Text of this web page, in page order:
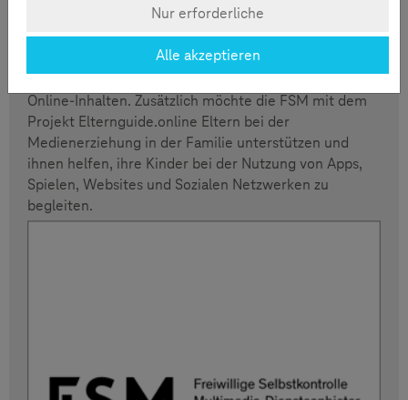
Die Stärkung und Förderung des
Jugendmedienschutzes in Online-Medien ist die
zentrale Aufgabe der FSM. Zu diesem Zweck steht der
Verein u.a. in stetigem Austausch mit Anbietern von
Online-Inhalten. Zusätzlich möchte die FSM mit dem
Projekt Elternguide.online Eltern bei der
Medienerziehung in der Familie unterstützen und
ihnen helfen, ihre Kinder bei der Nutzung von Apps,
Spielen, Websites und Sozialen Netzwerken zu
begleiten.
Nur erforderliche
Alle akzeptieren